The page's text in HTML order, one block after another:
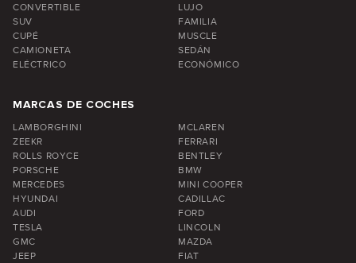
CONVERTIBLE
LUJO
SUV
FAMILIA
CUPÉ
MUSCLE
CAMIONETA
SEDÁN
ELÉCTRICO
ECONÓMICO
MARCAS DE COCHES
LAMBORGHINI
MCLAREN
ZEEKR
FERRARI
ROLLS ROYCE
BENTLEY
PORSCHE
BMW
MERCEDES
MINI COOPER
HYUNDAI
CADILLAC
AUDI
FORD
TESLA
LINCOLN
GMC
MAZDA
JEEP
FIAT